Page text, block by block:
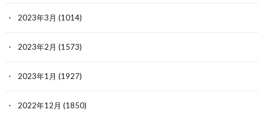
2023年3月 (1014)
2023年2月 (1573)
2023年1月 (1927)
2022年12月 (1850)